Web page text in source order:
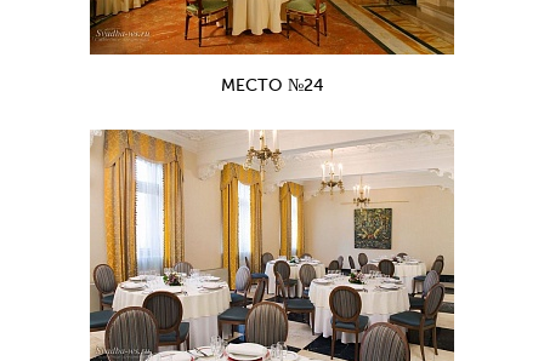
МЕСТО №24